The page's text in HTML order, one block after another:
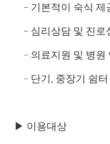
- 기본적이 숙식 제
- 심리상담 및 진로
- 의료지원 및 병원
- 단기, 중장기 쉼터
▶ 이용대상